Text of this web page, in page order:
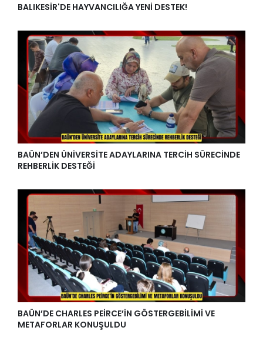
BALIKESİR'DE HAYVANCILIĞA YENİ DESTEK!
BAÜN’DEN ÜNİVERSİTE ADAYLARINA TERCİH SÜRECİNDE
REHBERLİK DESTEĞİ
BAÜN’DE CHARLES PEİRCE’İN GÖSTERGEBİLİMİ VE
METAFORLAR KONUŞULDU